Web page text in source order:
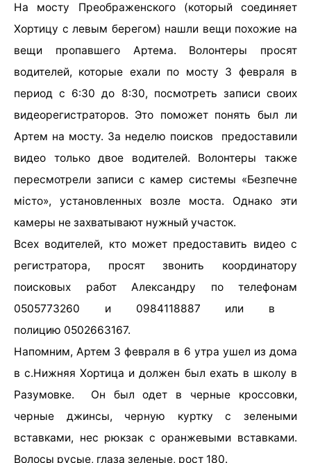
На мосту Преображенского (который соединяет
Хортицу с левым берегом) нашли вещи похожие на
вещи пропавшего Артема. Волонтеры просят
водителей, которые ехали по мосту 3 февраля в
период с 6:30 до 8:30, посмотреть записи своих
видеорегистраторов. Это поможет понять был ли
Артем на мосту. За неделю поисков предоставили
видео только двое водителей. Волонтеры также
пересмотрели записи с камер системы «Безпечне
місто», установленных возле моста. Однако эти
камеры не захватывают нужный участок.
Всех водителей, кто может предоставить видео с
регистратора, просят звонить координатору
поисковых работ Александру по телефонам
0505773260 и 0984118887 или в
полицию 0502663167.
Напомним, Артем 3 февраля в 6 утра ушел из дома
в с.Нижняя Хортица и должен был ехать в школу в
Разумовке.
Он был одет в черные кроссовки,
черные джинсы, черную куртку с зелеными
вставками, нес рюкзак с оранжевыми вставками.
Волосы русые, глаза зеленые, рост 180.